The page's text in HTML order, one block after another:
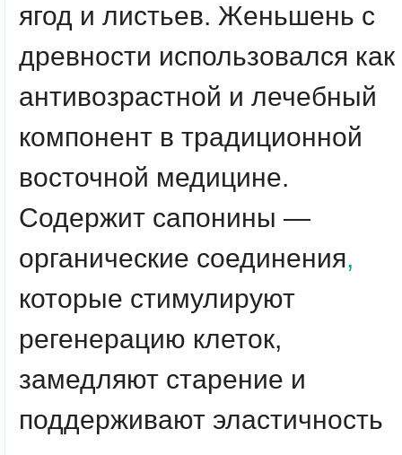
ягод и листьев. Женьшень с
древности использовался как
антивозрастной и лечебный
компонент в традиционной
восточной медицине.
Содержит сапонины —
органические соединения,
которые стимулируют
регенерацию клеток,
замедляют старение и
поддерживают эластичность